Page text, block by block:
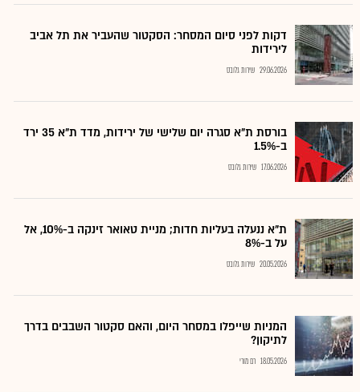
דקות לפני סיום המסחר: הסקטור שהעביר את תל אביב
לירידות
29.06.2026 שירות גלובס
בורסת ת"א סגרה יום שלישי של ירידות, מדד ת"א 35 ירד
ב-1.5%
17.06.2026 שירות גלובס
ת"א ננעלה בעליות חדות; מניית טאואר זינקה ב-10%, אל
על ב-8%
20.05.2026 שירות גלובס
המניות שייפלו במסחר היום, והאם סקטור השבבים בדרך
לתיקון?
18.05.2026 רם מורי